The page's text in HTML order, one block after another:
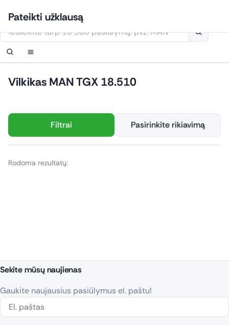
prie
turinio
Vilkikas MAN TGX 18.510
Filtrai Pasirinkite rikiavimą
Rodoma rezultatų:
Sekite mūsų naujienas
Gaukite naujausius pasiūlymus el. paštu!
Prisijungti
Nustatyti pranešimą
Šioje svetainėje naudojami slapukai
Susisiekite
Užsakyti perskambinimą
Pateikti užklausą
Nustatyti pranešimą